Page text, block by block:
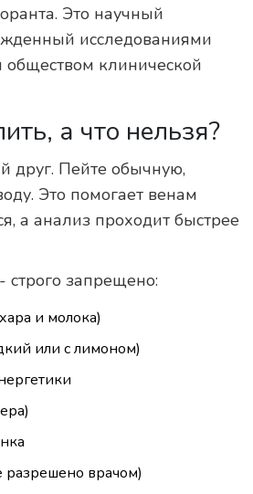
Это научный
исследованиями
клинической
а что нельзя?
друг. Пейте обычную,
Это помогает венам
а анализ проходит быстрее
запрещено:
и молока)
или с лимоном)
разрешено врачом)